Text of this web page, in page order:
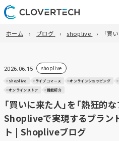
ホーム ブログ shoplive 「買
2026.06.15 shoplive
Shoplive ライブコマース オンラインショッピング
オンラインストア
機能紹介
「買いに来た人」を「熱狂
Shopliveで実現するブラン
ト | Shopliveブログ